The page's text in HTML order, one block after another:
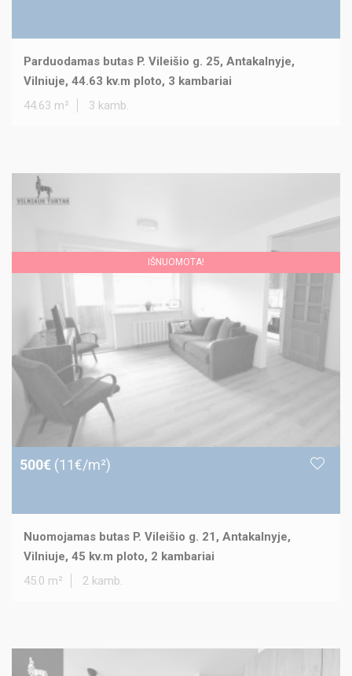
Parduodamas butas P. Vileišio g. 25, Antakalnyje,
Vilniuje, 44.63 kv.m ploto, 3 kambariai
44.63 m²
3 kamb.
IŠNUOMOTA!
500€ (11€/m²)
Nuomojamas butas P. Vileišio g. 21, Antakalnyje,
Vilniuje, 45 kv.m ploto, 2 kambariai
45.0 m²
2 kamb.